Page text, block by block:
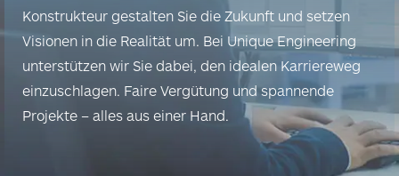
Konstrukteur gestalten Sie die Zukunft und setzen
Visionen in die Realität um. Bei Unique Engineering
unterstützen wir Sie dabei, den idealen Karriereweg
einzuschlagen. Faire Vergütung und spannende
Projekte – alles aus einer Hand.